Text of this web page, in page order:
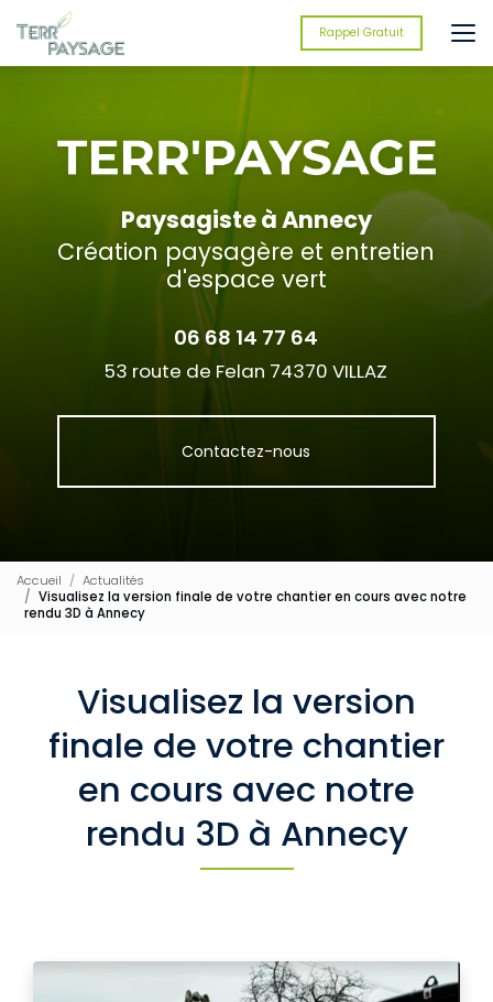
au
contenu
principal
Rappel Gratuit
Paysagiste à Annecy
Création paysagère et entretien
d'espace vert
06 68 14 77 64
53 route de Felan 74370 VILLAZ
Contactez-nous
Accueil
Actualités
Visualisez la version finale de votre chantier en cours avec notre
rendu 3D à Annecy
Visualisez la version
finale de votre chantier
en cours avec notre
rendu 3D à Annecy